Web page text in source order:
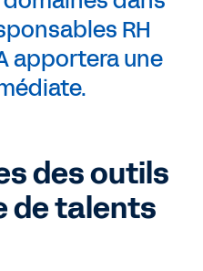
RH
apportera une
des outils
de talents